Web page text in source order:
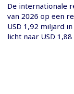
De internationale
van 2026 op een
USD 1,92 miljard
licht naar USD